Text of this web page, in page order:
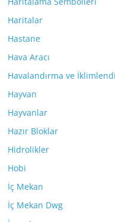
Haritalar
Hastane
Hava Aracı
Havalandırma ve
Hayvan
Hayvanlar
Hazır Bloklar
Hidrolikler
Hobi
İç Mekan
İç Mekan Dwg